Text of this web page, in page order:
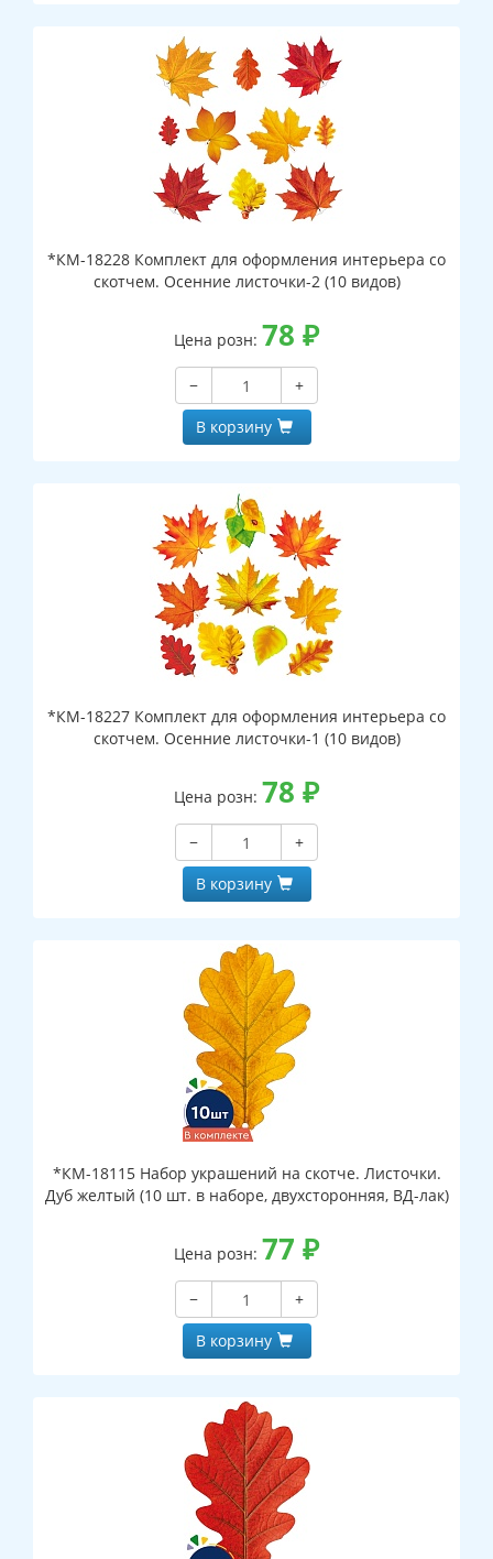
*КМ-18228 Комплект для оформления интерьера со
скотчем. Осенние листочки-2 (10 видов)
Цена розн: 78 ₽
−
+
В корзину
*КМ-18227 Комплект для оформления интерьера со
скотчем. Осенние листочки-1 (10 видов)
Цена розн: 78 ₽
−
+
В корзину
*КМ-18115 Набор украшений на скотче. Листочки.
Дуб желтый (10 шт. в наборе, двухсторонняя, ВД-лак)
Цена розн: 77 ₽
−
+
В корзину